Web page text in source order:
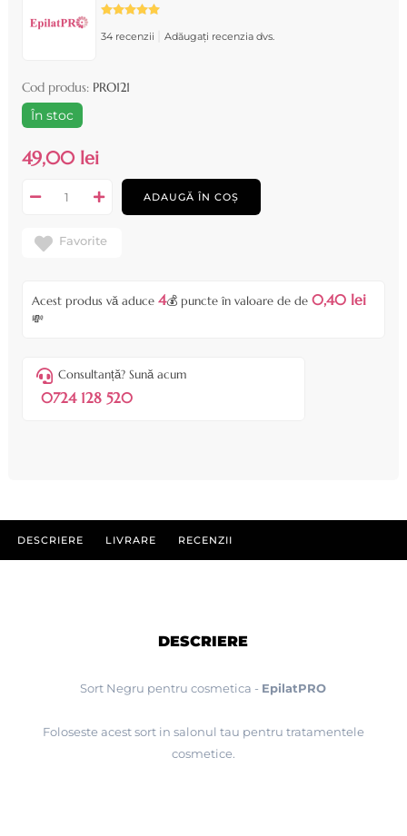
34 recenzii Adăugați recenzia dvs.
Cod produs: PRO121
În stoc
49,00 lei
ADAUGĂ ÎN COȘ
Favorite
Acest produs vă aduce 4💰 puncte în valoare de de 0,40 lei
💸
Consultanță? Sună acum
0724 128 520
DESCRIERE LIVRARE RECENZII
DESCRIERE
Sort Negru pentru cosmetica - EpilatPRO
Foloseste acest sort in salonul tau pentru tratamentele
cosmetice.